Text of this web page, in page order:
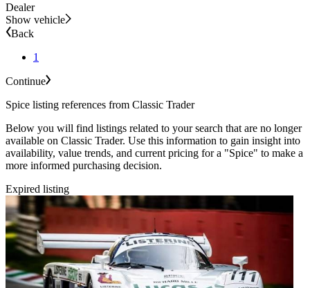
Dealer
Show vehicle
Back
1
Continue
Spice listing references from Classic Trader
Below you will find listings related to your search that are no longer
available on Classic Trader. Use this information to gain insight into
availability, value trends, and current pricing for a "Spice" to make a
more informed purchasing decision.
Expired listing